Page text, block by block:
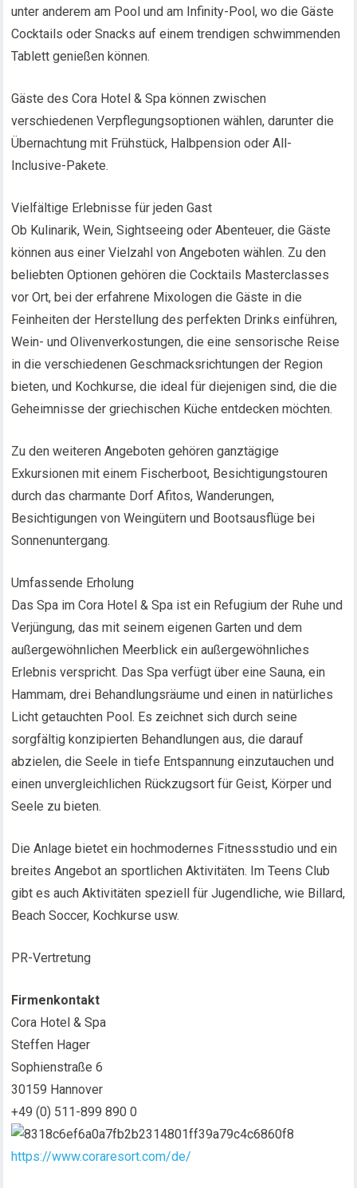
unter anderem am Pool und am Infinity-Pool, wo die Gäste
Cocktails oder Snacks auf einem trendigen schwimmenden
Tablett genießen können.
Gäste des Cora Hotel & Spa können zwischen
verschiedenen Verpflegungsoptionen wählen, darunter die
Übernachtung mit Frühstück, Halbpension oder All-
Inclusive-Pakete.
Vielfältige Erlebnisse für jeden Gast
Ob Kulinarik, Wein, Sightseeing oder Abenteuer, die Gäste
können aus einer Vielzahl von Angeboten wählen. Zu den
beliebten Optionen gehören die Cocktails Masterclasses
vor Ort, bei der erfahrene Mixologen die Gäste in die
Feinheiten der Herstellung des perfekten Drinks einführen,
Wein- und Olivenverkostungen, die eine sensorische Reise
in die verschiedenen Geschmacksrichtungen der Region
bieten, und Kochkurse, die ideal für diejenigen sind, die die
Geheimnisse der griechischen Küche entdecken möchten.
Zu den weiteren Angeboten gehören ganztägige
Exkursionen mit einem Fischerboot, Besichtigungstouren
durch das charmante Dorf Afitos, Wanderungen,
Besichtigungen von Weingütern und Bootsausflüge bei
Sonnenuntergang.
Umfassende Erholung
Das Spa im Cora Hotel & Spa ist ein Refugium der Ruhe und
Verjüngung, das mit seinem eigenen Garten und dem
außergewöhnlichen Meerblick ein außergewöhnliches
Erlebnis verspricht. Das Spa verfügt über eine Sauna, ein
Hammam, drei Behandlungsräume und einen in natürliches
Licht getauchten Pool. Es zeichnet sich durch seine
sorgfältig konzipierten Behandlungen aus, die darauf
abzielen, die Seele in tiefe Entspannung einzutauchen und
einen unvergleichlichen Rückzugsort für Geist, Körper und
Seele zu bieten.
Die Anlage bietet ein hochmodernes Fitnessstudio und ein
breites Angebot an sportlichen Aktivitäten. Im Teens Club
gibt es auch Aktivitäten speziell für Jugendliche, wie Billard,
Beach Soccer, Kochkurse usw.
PR-Vertretung
Firmenkontakt
Cora Hotel & Spa
Steffen Hager
Sophienstraße 6
30159 Hannover
+49 (0) 511-899 890 0
https://www.coraresort.com/de/